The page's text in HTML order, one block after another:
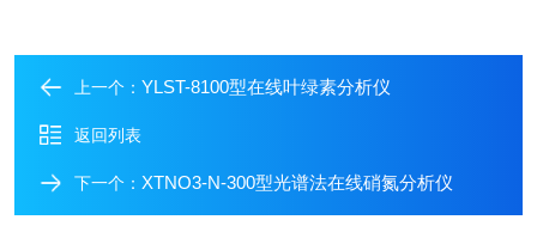
上一个： YLST-8100型在线叶绿素分析仪
返回列表
下一个： XTNO3-N-300型光谱法在线硝氮分析仪